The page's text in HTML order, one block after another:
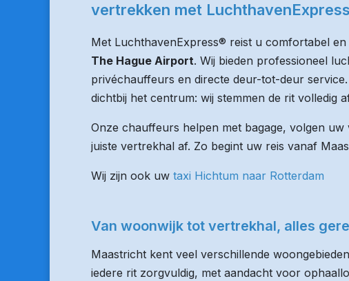
vertrekken met
Met LuchthavenExpress® reist u comfortabel en
The Hague Airport. Wij bieden professioneel
privéchauffeurs en directe deur-tot-deur
dichtbij het centrum: wij stemmen de rit volledig
Onze chauffeurs helpen met bagage, volgen
juiste vertrekhal af. Zo begint uw reis vanaf
Wij zijn ook uw taxi Hichtum naar Rotterdam
Van woonwijk tot vertrekhal, alles
Maastricht kent veel verschillende
iedere rit zorgvuldig, met aandacht voor